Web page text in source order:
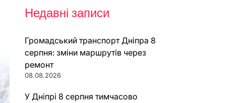
Недавні записи
Громадський транспорт Дніпра 8
серпня: зміни маршрутів через
ремонт
08.08.2026
У Дніпрі 8 серпня тимчасово